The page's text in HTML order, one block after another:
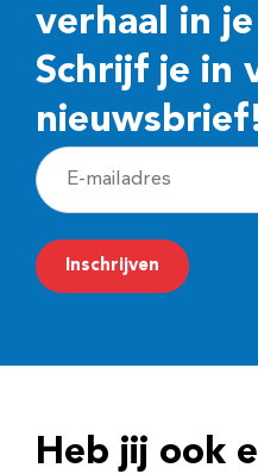
verhaal in
Schrijf je in
E
-
m
a
r
Inschrijven
Heb jij ook